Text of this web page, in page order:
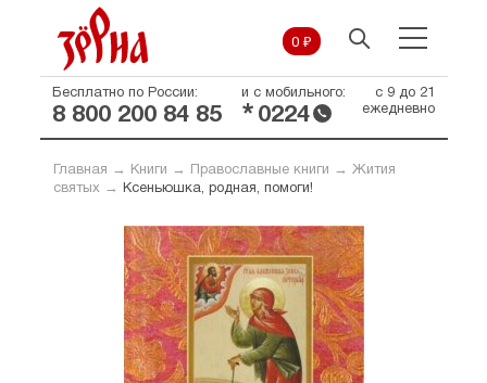
0 ₽
Бесплатно по России:
8 800 200 84 85
и с мобильного:
* 0224
с 9 до 21
ежедневно
Главная → Книги → Православные книги → Жития
святых→ Ксеньюшка, родная, помоги!